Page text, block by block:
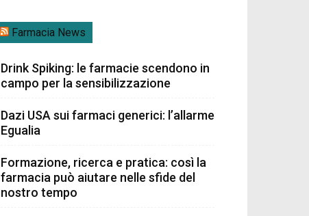
Farmacia News
Drink Spiking: le farmacie scendono in
campo per la sensibilizzazione
Dazi USA sui farmaci generici: l’allarme
Egualia
Formazione, ricerca e pratica: così la
farmacia può aiutare nelle sfide del
nostro tempo